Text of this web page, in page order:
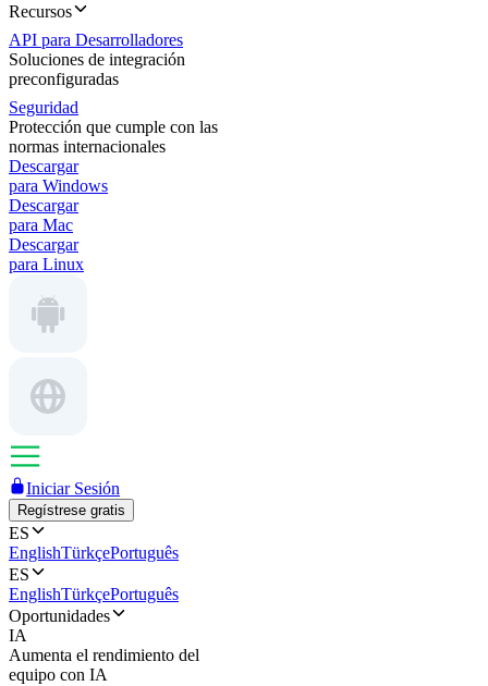
Recursos
API para Desarrolladores
Soluciones de integración
preconfiguradas
Seguridad
Protección que cumple con las
normas internacionales
Descargar
para Windows
Descargar
para Mac
Descargar
para Linux
Iniciar Sesión
Regístrese gratis
ES
EnglishTürkçePortuguês
ES
EnglishTürkçePortuguês
Oportunidades
IA
Aumenta el rendimiento del
equipo con IA